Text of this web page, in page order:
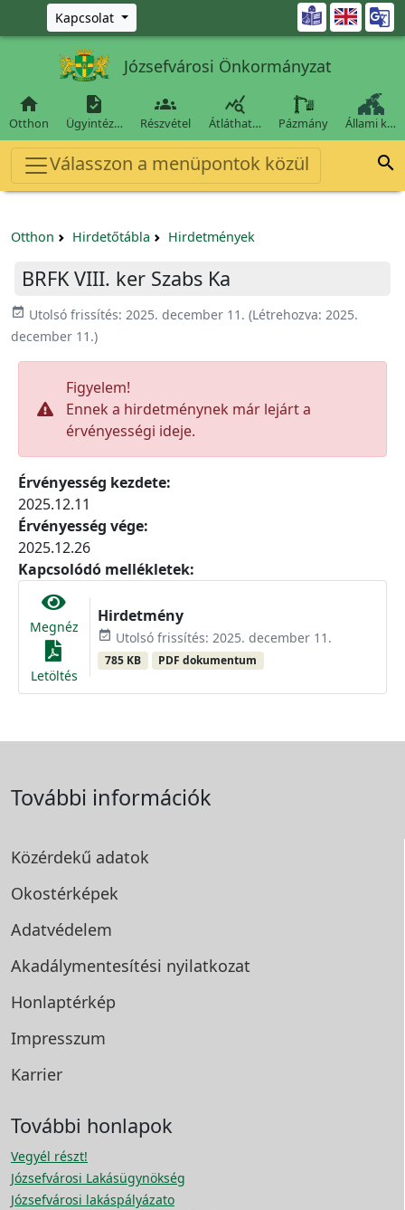
Ugrás a fő tartalomra
Kapcsolat 
Józsefvárosi Önkormányzat

Otthon

Ügyintéz…

Részvétel

Átláthat… Pázmány Állami k…
Válasszon a menüpontok közül 
Otthon Hirdetőtábla Hirdetmények
BRFK VIII. ker Szabs Ka
event_available Utolsó frissítés: 2025. december 11. (Létrehozva: 2025.
december 11.)
Figyelem!
Ennek a hirdetménynek már lejárt a
érvényességi ideje.
Érvényesség kezdete:
2025.12.11
Érvényesség vége:
2025.12.26
Kapcsolódó mellékletek:
Megnéz
Letöltés
Hirdetmény
event_available Utolsó frissítés: 2025. december 11.
785 KB PDF dokumentum
További információk
Közérdekű adatok
Okostérképek
Adatvédelem
Akadálymentesítési nyilatkozat
Honlaptérkép
Impresszum
Karrier
További honlapok
Vegyél részt!
Józsefvárosi Lakásügynökség
Józsefvárosi lakáspályázato